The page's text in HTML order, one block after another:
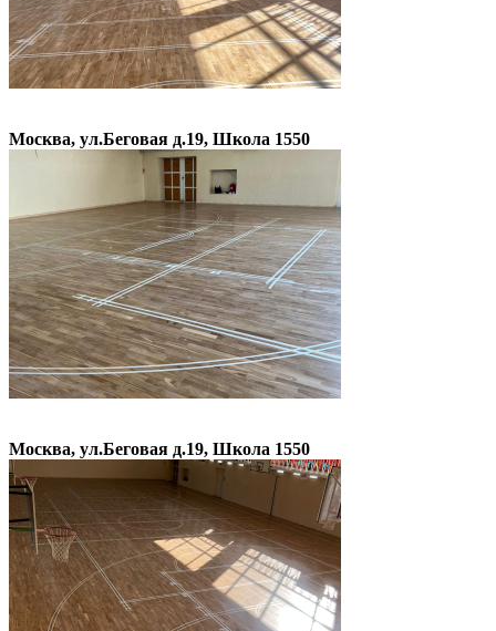
Москва, ул.Беговая д.19, Школа 1550
Москва, ул.Беговая д.19, Школа 1550